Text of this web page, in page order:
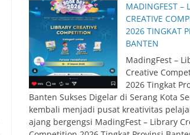
MADINGFEST –
CREATIVE
2026 TINGKAT
BANTEN
MadingFest –
Creative
2026 Tingkat
Banten Sukses Digelar di Serang Kota
kembali menjadi pusat kreativitas
ajang bergengsi MadingFest – Library